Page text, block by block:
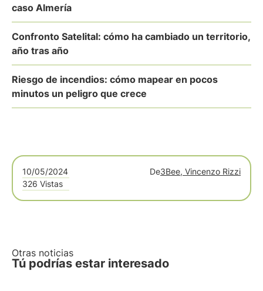
caso Almería
Confronto Satelital: cómo ha cambiado un territorio,
año tras año
Riesgo de incendios: cómo mapear en pocos
minutos un peligro que crece
10/05/2024 De3Bee, Vincenzo Rizzi
326 Vistas
Otras noticias
Tú podrías estar interesado